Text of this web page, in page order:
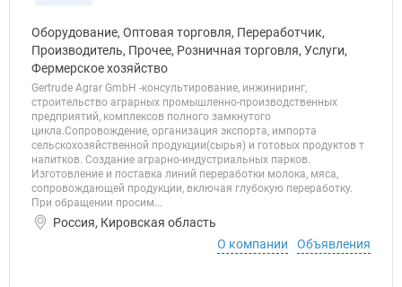
Оборудование, Оптовая торговля, Переработчик,
Производитель, Прочее, Розничная торговля, Услуги,
Фермерское хозяйство
Gertrude Agrar GmbH -консультирование, инжиниринг,
строительство аграрных промышленно-производственных
предприятий, комплексов полного замкнутого
цикла.Сопровождение, организация экспорта, импорта
сельскохозяйственной продукции(сырья) и готовых продуктов т
напитков. Создание аграрно-индустриальных парков.
Изготовление и поставка линий переработки молока, мяса,
сопровождающей продукции, включая глубокую переработку.
При обращении просим...
Россия, Кировская область
О компании
Объявления